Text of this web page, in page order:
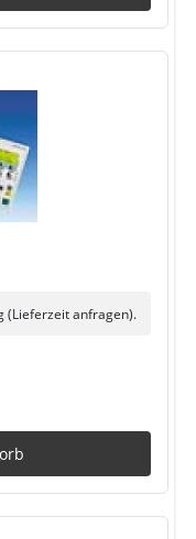
(Lieferzeit anfragen).